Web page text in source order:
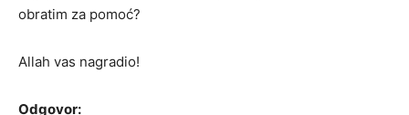
obratim za pomoć?
Allah vas nagradio!
Odgovor: